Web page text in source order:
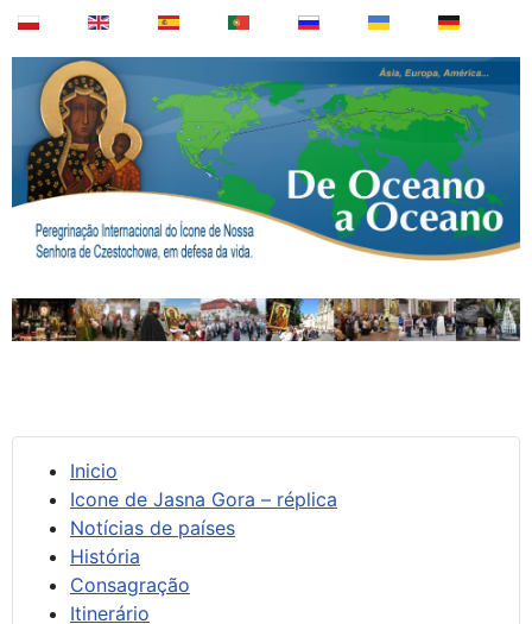
Inicio
Icone de Jasna Gora – réplica
Notícias de países
História
Consagração
Itinerário